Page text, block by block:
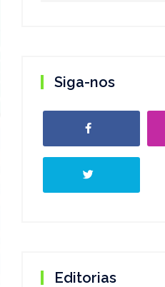
Siga-nos
Editorias